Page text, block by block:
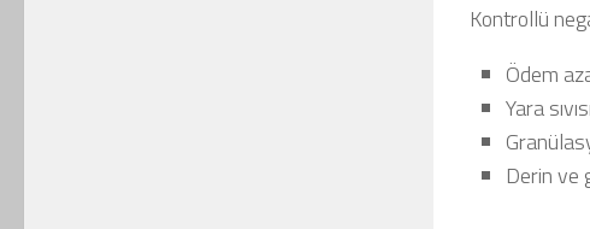
Kontrollü
Ödem
Yara
Derin ve